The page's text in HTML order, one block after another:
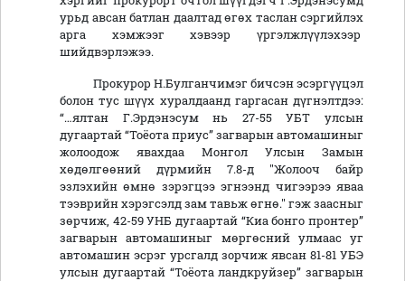
урьд авсан батлан даалтад өгөх таслан сэргийлэх
арга хэмжээг хэвээр үргэлжлүүлэхээр
шийдвэрлэжээ.
Прокурор Н.Булганчимэг бичсэн эсэргүүцэл
болон тус шүүх хуралдаанд гаргасан дүгнэлтдээ:
“…ялтан Г.Эрдэнэсум нь 27-55 УБТ улсын
дугаартай “Тоёота приус” загварын автомашиныг
жолоодож явахдаа Монгол Улсын Замын
хөдөлгөөний дүрмийн 7.8-д "Жолооч байр
эзлэхийн өмнө зэрэгцээ эгнээнд чигээрээ яваа
тээврийн хэрэгсэлд зам тавьж өгнө." гэж заасныг
зөрчиж, 42-59 УНБ дугаартай “Киа бонго пронтер”
загварын автомашиныг мөргөсний улмаас уг
автомашин эсрэг урсгалд зорчиж явсан 81-81 УБЭ
улсын дугаартай “Тоёота ландкруйзер” загварын